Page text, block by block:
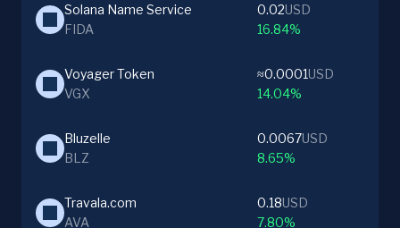
Solana Name Service
FIDA
0.02USD
16.84%
Voyager Token
VGX
≈0.0001USD
14.04%
Bluzelle
BLZ
0.0067USD
8.65%
Travala.com
AVA
0.18USD
7.80%